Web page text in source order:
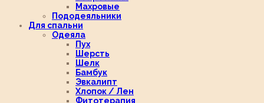
Махровые
Пододеяльники
Для спальни
Одеяла
Пух
Шерсть
Шелк
Бамбук
Эвкалипт
Хлопок / Лен
Фитотерапия